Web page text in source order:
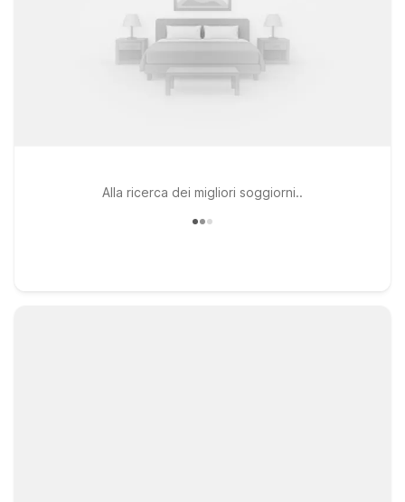
Alla ricerca dei migliori soggiorni..